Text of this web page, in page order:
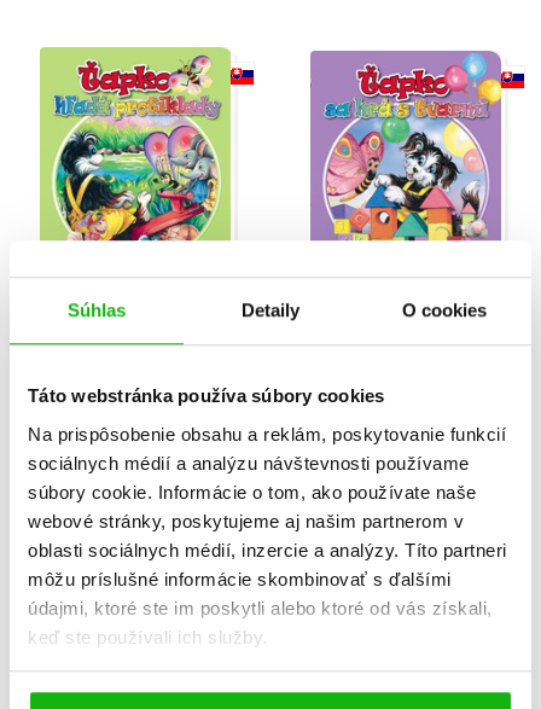
Súhlas Detaily O cookies
Táto webstránka používa súbory cookies
Na prispôsobenie obsahu a reklám, poskytovanie funkcií
sociálnych médií a analýzu návštevnosti používame
súbory cookie. Informácie o tom, ako používate naše
webové stránky, poskytujeme aj našim partnerom v
oblasti sociálnych médií, inzercie a analýzy. Títo partneri
môžu príslušné informácie skombinovať s ďalšími
údajmi, ktoré ste im poskytli alebo ktoré od vás získali,
keď ste používali ich služby.
Ťapko hľadá protiklady
Iveta Ikale
Ťapko sa hrá s tvarmi
Iveta Ikale
Ťapko sa učí počítať
Iveta Ikale